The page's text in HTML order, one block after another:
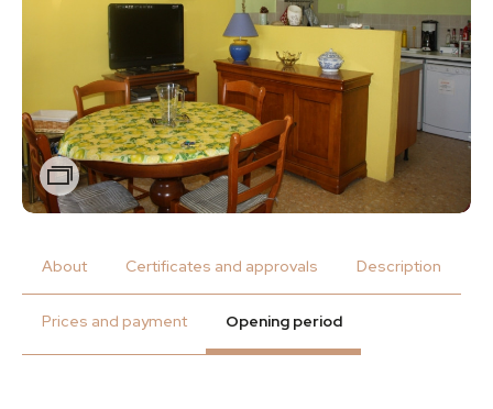
Zoom
About Certificates and approvals Description
Prices and payment Opening period